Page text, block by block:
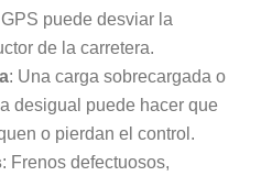
puede desviar la
de la carretera.
: Una carga sobrecargada o
desigual puede hacer que
o pierdan el control.
: Frenos defectuosos,